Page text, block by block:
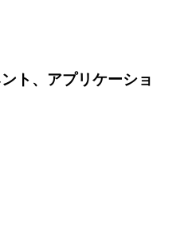
ト、アプリケーショ